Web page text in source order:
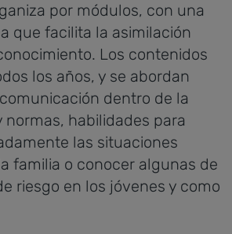
por módulos, con una
que facilita la asimilación
Los contenidos
los años, y se abordan
dentro de la
normas, habilidades para
las situaciones
familia o conocer algunas de
riesgo en los jóvenes y como